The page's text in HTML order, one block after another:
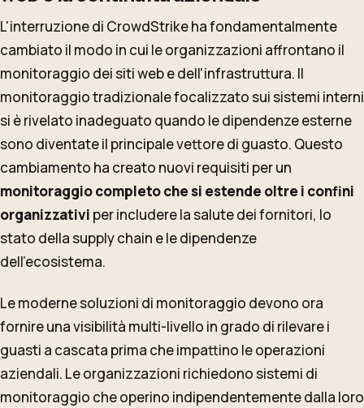
L'interruzione di CrowdStrike ha fondamentalmente
cambiato il modo in cui le organizzazioni affrontano il
monitoraggio dei siti web e dell'infrastruttura. Il
monitoraggio tradizionale focalizzato sui sistemi interni
si è rivelato inadeguato quando le dipendenze esterne
sono diventate il principale vettore di guasto. Questo
cambiamento ha creato nuovi requisiti per un
monitoraggio completo che si estende oltre i confini
organizzativi per includere la salute dei fornitori, lo
stato della supply chain e le dipendenze
dell'ecosistema.
Le moderne soluzioni di monitoraggio devono ora
fornire una visibilità multi-livello in grado di rilevare i
guasti a cascata prima che impattino le operazioni
aziendali. Le organizzazioni richiedono sistemi di
monitoraggio che operino indipendentemente dalla loro